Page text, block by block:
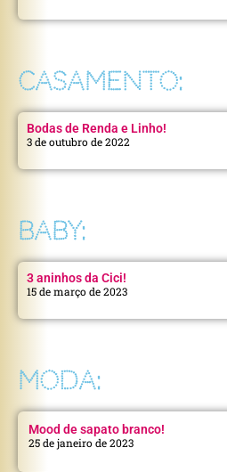
CASAMENTO:
Bodas de Renda e Linho!
3 de outubro de 2022
BABY:
3 aninhos da Cici!
15 de março de 2023
MODA:
Mood de sapato branco!
25 de janeiro de 2023